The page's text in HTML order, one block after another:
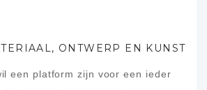
ONTWERP EN KUNST
een platform zijn voor een ieder